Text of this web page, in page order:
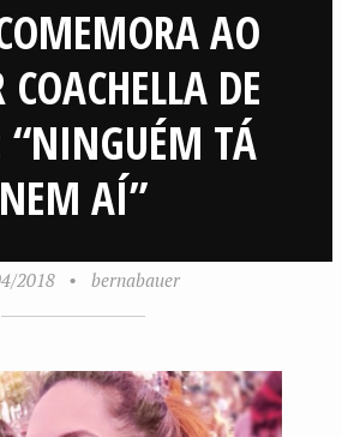
AO
COACHELLA DE
“NINGUÉM TÁ
NEM AÍ”
2018 • bernabauer